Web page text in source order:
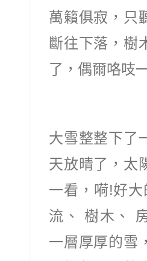
萬籟俱寂，只
斷往下落，樹
了，偶爾咯吱
大雪整整下了
天放晴了，太
一看，嗬!好
流、 樹木、
一層厚厚的雪